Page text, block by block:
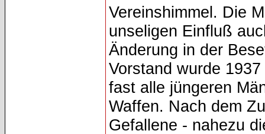
Vereinshimmel. Die
unseligen Einfluß
Änderung in der
Vorstand wurde
fast alle jüngeren
Waffen. Nach dem
Gefallene - nahezu